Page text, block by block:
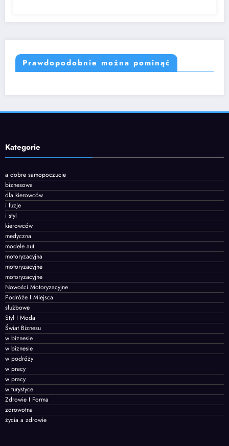
Prawdopodobnie można pominąć
Kategorie
a dobre samopoczucie
biznesowa
dla kierowców
i fuzje
i styl
kierowców
medyczna
modele aut
motoryzacyjna
motoryzacyjne
motoryzacyjne
Nowości Motoryzacyjne
Podróże I Miejsca
służbowe
Styl I Moda
Świat Biznesu
w biznesie
w biznesie
w podróży
w pracy
w pracy
w turystyce
Zdrowie I Forma
zdrowotna
życia a zdrowie